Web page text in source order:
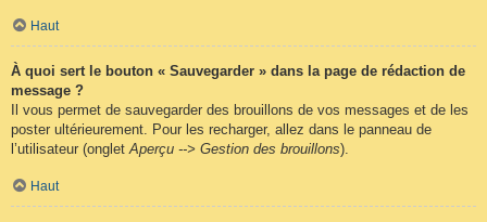
Haut
À quoi sert le bouton « Sauvegarder » dans la page de rédaction de
message ?
Il vous permet de sauvegarder des brouillons de vos messages et de les
poster ultérieurement. Pour les recharger, allez dans le panneau de
l’utilisateur (ongletAperçu --> Gestion des brouillons).
Haut